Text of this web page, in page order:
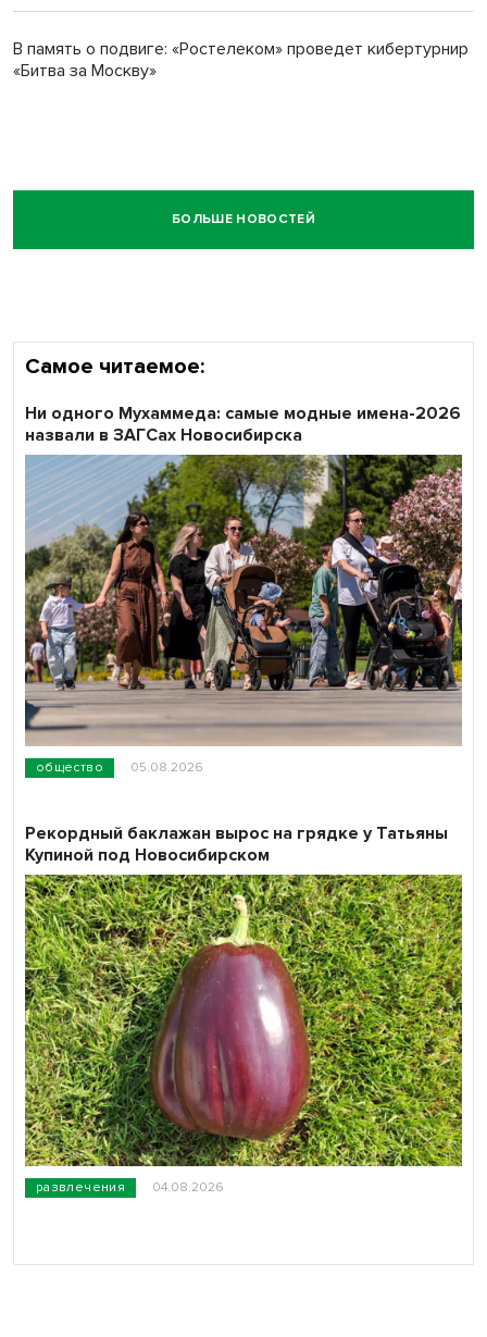
В память о подвиге: «Ростелеком» проведет кибертурнир
«Битва за Москву»
БОЛЬШЕ НОВОСТЕЙ
Самое читаемое:
общество 05.08.2026
Ни одного Мухаммеда: самые модные имена-2026
назвали в ЗАГСах Новосибирска
развлечения 04.08.2026
Рекордный баклажан вырос на грядке у Татьяны
Купиной под Новосибирском